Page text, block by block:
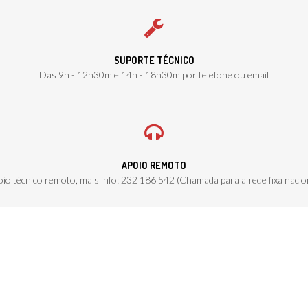
SUPORTE TÉCNICO
Das 9h - 12h30m e 14h - 18h30m por telefone ou email
APOIO REMOTO
técnico remoto, mais info: 232 186 542 (Chamada para a rede fixa